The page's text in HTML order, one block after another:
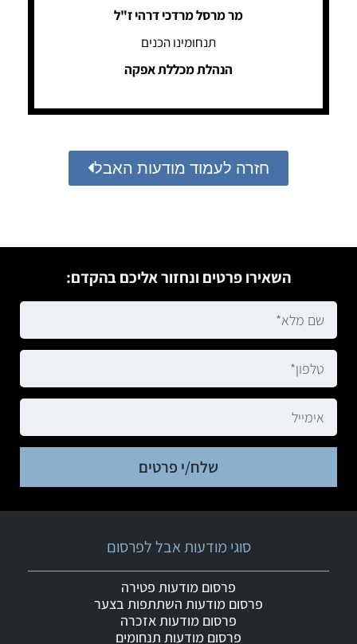
מר מרסל מרדכי דרהי ז"ל
תנחומינו הכנים
הנהלת מכללת אפקה
חזרה לעמוד מודעות האבל
השאירו פרטים ונחזור אליכם בהקדם:
שלח/י פרטים
סוגי מודעות אבל לפרסום
פרסום מודעות פטירה
פרסום מודעות השתתפות בצער
פרסום מודעות אזכרה
פרסום מודעות תנחומים